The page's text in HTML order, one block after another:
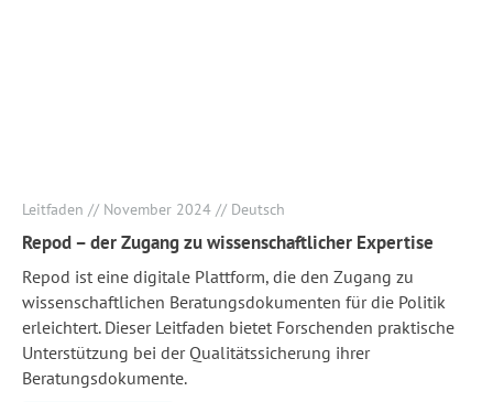
Leitfaden // November 2024 // Deutsch
Repod – der Zugang zu wissenschaftlicher Expertise
Repod ist eine digitale Plattform, die den Zugang zu
wissenschaftlichen Beratungsdokumenten für die Politik
erleichtert. Dieser Leitfaden bietet Forschenden praktische
Unterstützung bei der Qualitätssicherung ihrer
Beratungsdokumente.